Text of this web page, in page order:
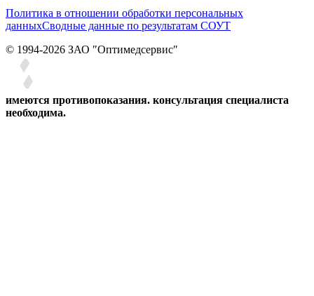
Политика в отношении обработки персональных
данныхСводные данные по результатам СОУТ
© 1994-2026 ЗАО ″Оптимедсервис″
имеются противопоказания. консультация специалиста
необходима.